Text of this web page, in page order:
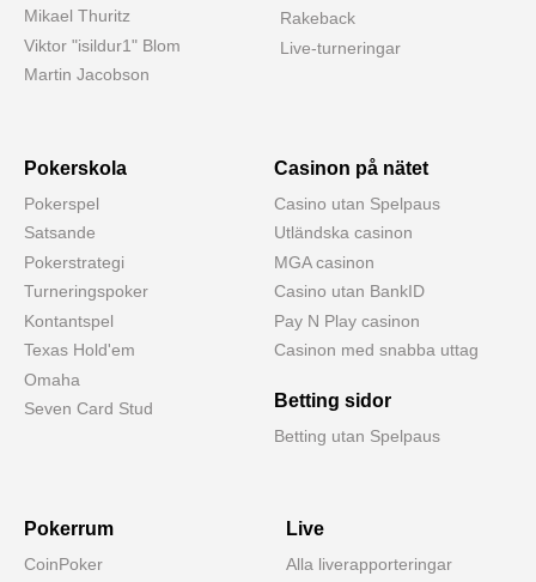
Mikael Thuritz
Viktor "isildur1" Blom
Martin Jacobson
Rakeback
Live-turneringar
Pokerskola
Pokerspel
Satsande
Pokerstrategi
Turneringspoker
Kontantspel
Texas Hold'em
Omaha
Seven Card Stud
Casinon på nätet
Casino utan Spelpaus
Utländska casinon
MGA casinon
Casino utan BankID
Pay N Play casinon
Casinon med snabba uttag
Betting sidor
Betting utan Spelpaus
Pokerrum
CoinPoker
Live
Alla liverapporteringar